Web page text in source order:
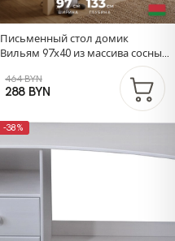
Письменный стол домик
Вильям 97х40 из массива сосны,
464 BYN
288 BYN
-38%